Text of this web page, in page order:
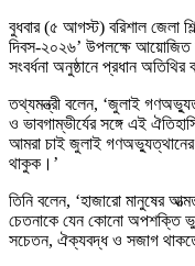
বুধবার (৫ আগস্ট) বরিশাল জেলা
দিবস-২০২৬’ উপলক্ষে আয়োজিত
সংবর্ধনা অনুষ্ঠানে প্রধান
তথ্যমন্ত্রী বলেন, ‘জুলাই
ও ভাবগাম্ভীর্যের সঙ্গে এই
আমরা চাই জুলাই গণঅভ্যুত্থানের
থাকুক।’
তিনি বলেন, ‘হাজারো মানুষের
চেতনাকে যেন কোনো অপশক্তি
সচেতন, ঐক্যবদ্ধ ও সজাগ